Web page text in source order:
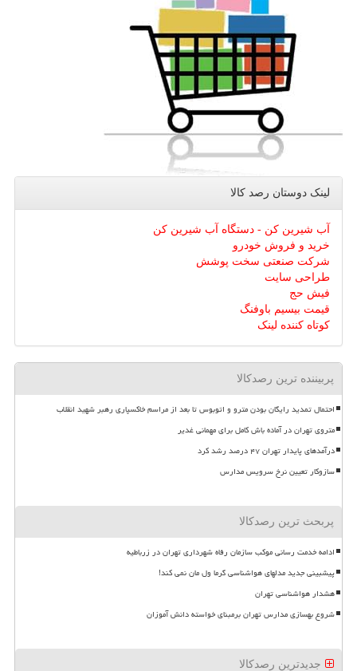
لینک دوستان رصد كالا
آب شیرین کن - دستگاه آب شیرین کن
خرید و فروش خودرو
شرکت صنعتی سخت پوشش
طراحی سایت
فیش حج
قیمت بیسیم باوفنگ
کوتاه کننده لینک
پربیننده ترین رصدکالا
احتمال تمدید رایگان بودن مترو و اتوبوس تا بعد از مراسم خاکسپاری رهبر شهید انقلاب
متروی تهران در آماده باش کامل برای مهمانی غدیر
درآمدهای پایدار تهران ۴۷ درصد رشد کرد
سازوکار تعیین نرخ سرویس مدارس
پربحث ترین رصدکالا
ادامه خدمت رسانی موکب سازمان رفاه شهرداری تهران در زرباطیه
پیشبینی جدید مدلهای هواشناسی گرما ول مان نمی کند!
هشدار هواشناسی تهران
شروع بهسازی مدارس تهران برمبنای خواسته دانش آموزان
جدیدترین رصدکالا